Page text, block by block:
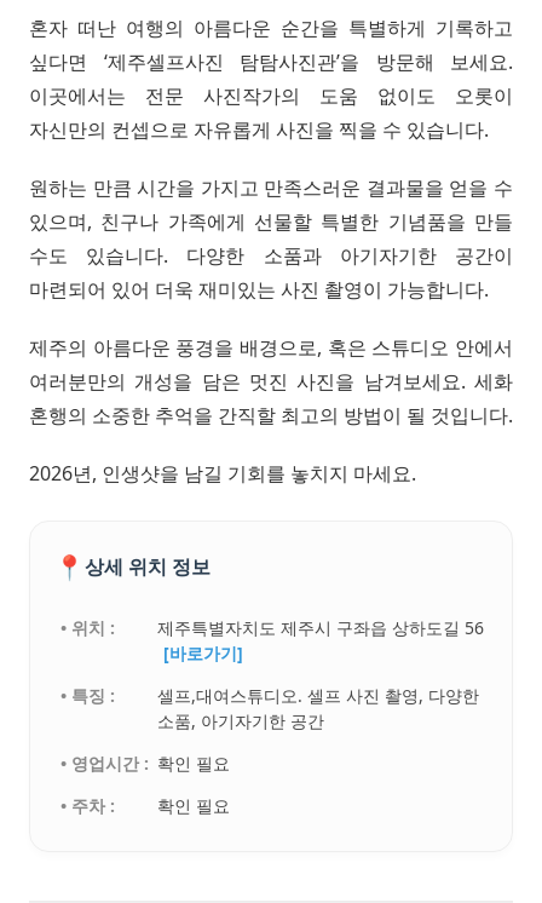
혼자 떠난 여행의 아름다운 순간을 특별하게 기록하고
싶다면 ‘제주셀프사진 탐탐사진관’을 방문해 보세요.
이곳에서는 전문 사진작가의 도움 없이도 오롯이
자신만의 컨셉으로 자유롭게 사진을 찍을 수 있습니다.
원하는 만큼 시간을 가지고 만족스러운 결과물을 얻을 수
있으며, 친구나 가족에게 선물할 특별한 기념품을 만들
수도 있습니다. 다양한 소품과 아기자기한 공간이
마련되어 있어 더욱 재미있는 사진 촬영이 가능합니다.
제주의 아름다운 풍경을 배경으로, 혹은 스튜디오 안에서
여러분만의 개성을 담은 멋진 사진을 남겨보세요. 세화
혼행의 소중한 추억을 간직할 최고의 방법이 될 것입니다.
2026년, 인생샷을 남길 기회를 놓치지 마세요.
📍 상세 위치 정보
• 위치 :
제주특별자치도 제주시 구좌읍 상하도길 56
[바로가기]
• 특징 :
셀프,대여스튜디오. 셀프 사진 촬영, 다양한
소품, 아기자기한 공간
• 영업시간 : 확인 필요
• 주차 :
확인 필요